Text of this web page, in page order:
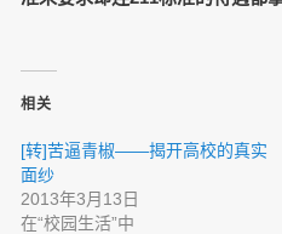
相关
[转]苦逼青椒——揭开高校的真实
面纱
2013年3月13日
在“校园生活”中